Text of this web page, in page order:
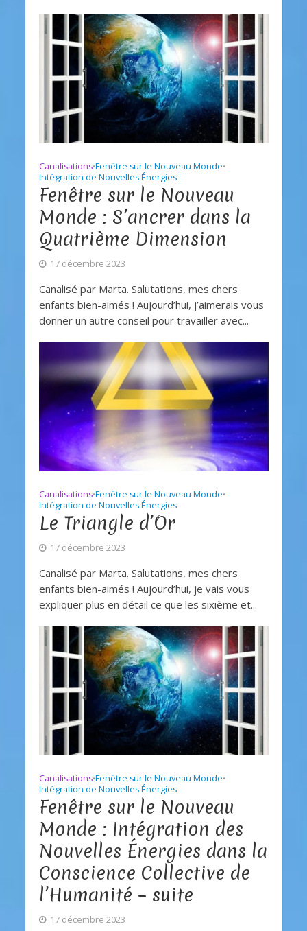
Canalisations•Fenêtre sur le Nouveau Monde•
Intégration de Nouvelles Énergies
Fenêtre sur le Nouveau
Monde : S’ancrer dans la
Quatrième Dimension
17 décembre 2023
Canalisé par Marta. Salutations, mes chers
enfants bien-aimés ! Aujourd’hui, j’aimerais vous
donner un autre conseil pour travailler avec...
Canalisations•Fenêtre sur le Nouveau Monde•
Intégration de Nouvelles Énergies
Le Triangle d’Or
17 décembre 2023
Canalisé par Marta. Salutations, mes chers
enfants bien-aimés ! Aujourd’hui, je vais vous
expliquer plus en détail ce que les sixième et...
Canalisations•Fenêtre sur le Nouveau Monde•
Intégration de Nouvelles Énergies
Fenêtre sur le Nouveau
Monde : Intégration des
Nouvelles Énergies dans la
Conscience Collective de
l’Humanité – suite
17 décembre 2023